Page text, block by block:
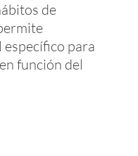
de
para
función del